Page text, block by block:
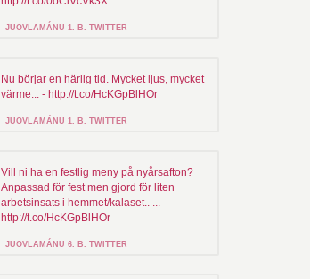
JUOVLAMÁNU 1. B. TWITTER
Nu börjar en härlig tid. Mycket ljus, mycket
värme... - http://t.co/HcKGpBlHOr
JUOVLAMÁNU 1. B. TWITTER
Vill ni ha en festlig meny på nyårsafton?
Anpassad för fest men gjord för liten
arbetsinsats i hemmet/kalaset.. ...
http://t.co/HcKGpBlHOr
JUOVLAMÁNU 6. B. TWITTER